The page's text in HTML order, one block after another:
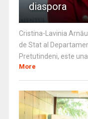
diaspora
Cristina-Lavinia
de Stat al
Pretutindeni, este
More